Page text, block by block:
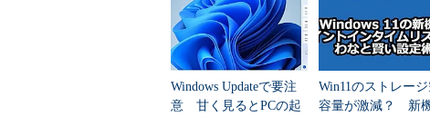
っておくと、移行作業やその後の運用
つだろう。また、作業開始前にデータ
までもない。
次ページからまずWindows XPから
Windows Updateで要注
意 甘く見るとPCの起
Win11のストレージ
容量が激減？ 新